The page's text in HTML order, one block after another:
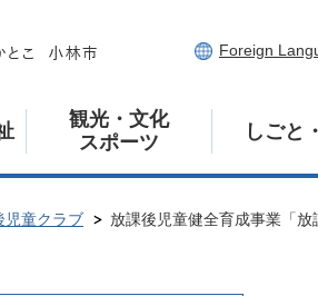
Foreign
観光・文化
スポーツ
しごと
児童クラブ 放課後児童健全育成事業「放